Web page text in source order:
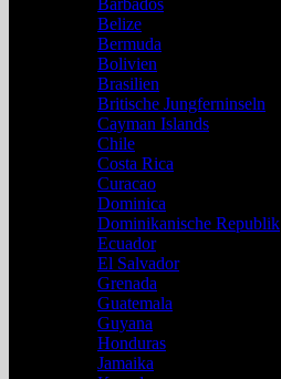
Barbados
Belize
Bermuda
Bolivien
Brasilien
Britische Jungferninseln
Cayman Islands
Chile
Costa Rica
Curacao
Dominica
Dominikanische Republik
Ecuador
El Salvador
Grenada
Guatemala
Guyana
Honduras
Jamaika